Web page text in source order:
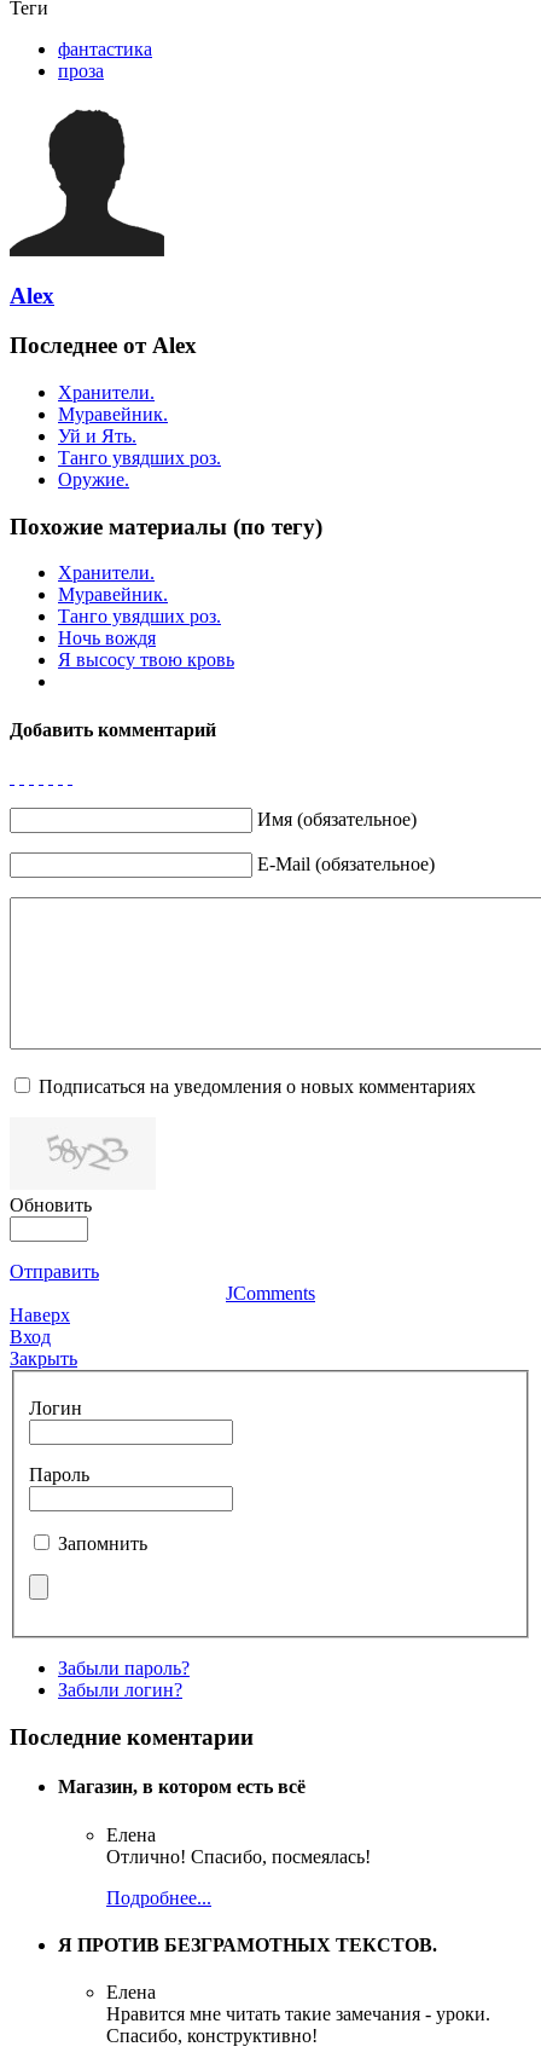
Теги
фантастика
проза
Alex
Последнее от Alex
Хранители.
Муравейник.
Уй и Ять.
Танго увядших роз.
Оружие.
Похожие материалы (по тегу)
Хранители.
Муравейник.
Танго увядших роз.
Ночь вождя
Я высосу твою кровь
Добавить комментарий
Имя (обязательное)
E-Mail (обязательное)
Подписаться на уведомления о новых комментариях
Обновить
Отправить
JComments
Наверх
Вход
Закрыть
Логин
Пароль
Запомнить
Забыли пароль?
Забыли логин?
Последние коментарии
Магазин, в котором есть всё
Елена
Отлично! Спасибо, посмеялась!
Подробнее...
Я ПРОТИВ БЕЗГРАМОТНЫХ ТЕКСТОВ.
Елена
Нравится мне читать такие замечания - уроки.
Спасибо, конструктивно!